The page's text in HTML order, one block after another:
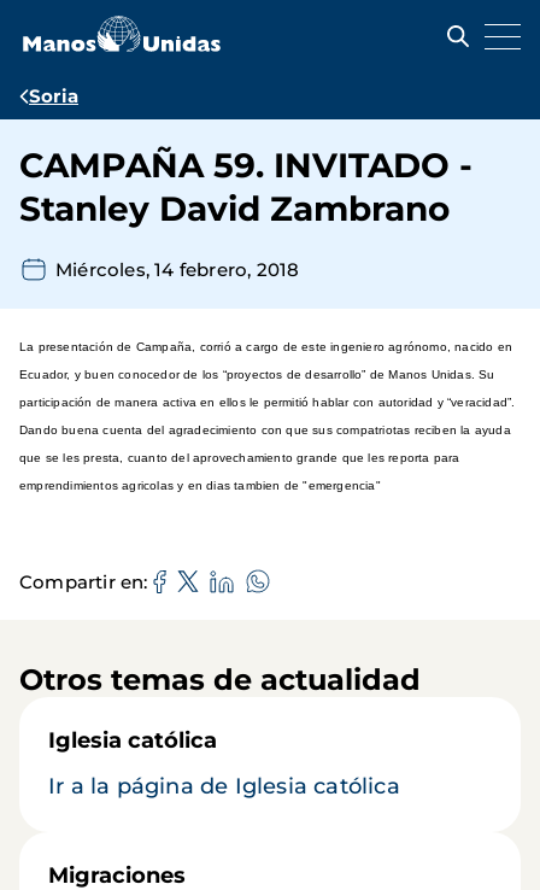
contenido
Ruta
navegación
Soria
CAMPAÑA 59. INVITADO -
Stanley David Zambrano
Miércoles, 14 febrero, 2018
La presentación de Campaña, corrió a cargo de este ingeniero agrónomo, nacido en
Ecuador, y buen conocedor de los “proyectos de desarrollo” de Manos Unidas. Su
participación de manera activa en ellos le permitió hablar con autoridad y “veracidad”.
Dando buena cuenta del agradecimiento con que sus compatriotas reciben la ayuda
que se les presta, cuanto del aprovechamiento grande que les reporta para
emprendimientos agricolas y en dias tambien de "emergencia"
Compartir en
Otros temas de actualidad
Iglesia católica
Ir a la página de Iglesia católica
Migraciones